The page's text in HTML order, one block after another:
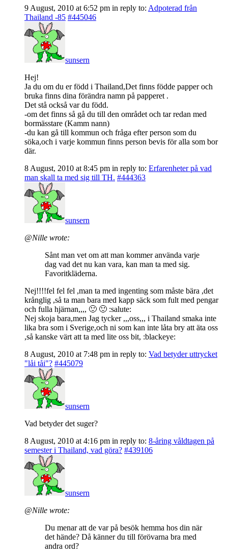
9 August, 2010 at 6:52 pm in reply to: Adpoterad från
Thailand -85 #445046
sunsern
Hej!
Ja du om du er född i Thailand,Det finns födde papper och
bruka finns dina förändra namn på papperet .
Det stå också var du född.
-om det finns så gå du till den området och tar redan med
bormässtare (Kamm nann)
-du kan gå till kommun och fråga efter person som du
söka,och i varje kommun finns person bevis för alla som bor
där.
8 August, 2010 at 8:45 pm in reply to: Erfarenheter på vad
man skall ta med sig till TH. #444363
sunsern
@Nille wrote:
Sånt man vet om att man kommer använda varje
dag vad det nu kan vara, kan man ta med sig.
Favoritkläderna.
Nej!!!!fel fel fel ,man ta med ingenting som måste bära ,det
krånglig ,så ta man bara med kapp säck som fult med pengar
och fulla hjärnan,,,, 🙂 🙂 :salute:
Nej skoja bara,men Jag tycker ,,,oss,,, i Thailand smaka inte
lika bra som i Sverige,och ni som kan inte låta bry att äta oss
,så kanske värt att ta med lite oss bit, :blackeye:
8 August, 2010 at 7:48 pm in reply to: Vad betyder uttrycket
"låi tåi"? #445079
sunsern
Vad betyder det suger?
8 August, 2010 at 4:16 pm in reply to: 8-åring våldtagen på
semester i Thailand, vad göra? #439106
sunsern
@Nille wrote:
Du menar att de var på besök hemma hos din när
det hände? Då känner du till förövarna bra med
andra ord?